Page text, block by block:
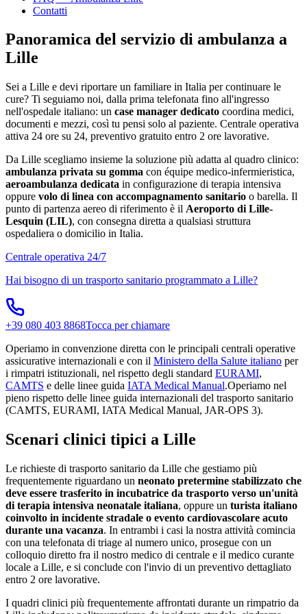
Contatti
Panoramica del servizio di ambulanza a
Lille
Sei a Lille e devi riportare un familiare in Italia per continuare le
cure? Ti seguiamo noi, dalla prima telefonata fino all'ingresso
nell'ospedale italiano: un case manager dedicato coordina medici,
documenti e mezzi, così tu pensi solo al paziente. Centrale operativa
attiva 24 ore su 24, preventivo gratuito entro 2 ore lavorative.
Da Lille scegliamo insieme la soluzione più adatta al quadro clinico:
ambulanza privata su gomma con équipe medico-infermieristica,
aeroambulanza dedicata in configurazione di terapia intensiva
oppure volo di linea con accompagnamento sanitario o barella. Il
punto di partenza aereo di riferimento è il Aeroporto di Lille-
Lesquin (LIL), con consegna diretta a qualsiasi struttura
ospedaliera o domicilio in Italia.
Centrale operativa 24/7
Hai bisogno di un trasporto sanitario programmato a Lille?
+39 080 403 8868Tocca per chiamare
Operiamo in convenzione diretta con le principali centrali operative
assicurative internazionali e con il Ministero della Salute italiano per
i rimpatri istituzionali, nel rispetto degli standard EURAMI,
CAMTS e delle linee guida IATA Medical Manual.Operiamo nel
pieno rispetto delle linee guida internazionali del trasporto sanitario
(CAMTS, EURAMI, IATA Medical Manual, JAR-OPS 3).
Scenari clinici tipici a Lille
Le richieste di trasporto sanitario da Lille che gestiamo più
frequentemente riguardano un neonato pretermine stabilizzato che
deve essere trasferito in incubatrice da trasporto verso un'unità
di terapia intensiva neonatale italiana, oppure un turista italiano
coinvolto in incidente stradale o evento cardiovascolare acuto
durante una vacanza. In entrambi i casi la nostra attività comincia
con una telefonata di triage al numero unico, prosegue con un
colloquio diretto fra il nostro medico di centrale e il medico curante
locale a Lille, e si conclude con l'invio di un preventivo dettagliato
entro 2 ore lavorative.
I quadri clinici più frequentemente affrontati durante un rimpatrio da